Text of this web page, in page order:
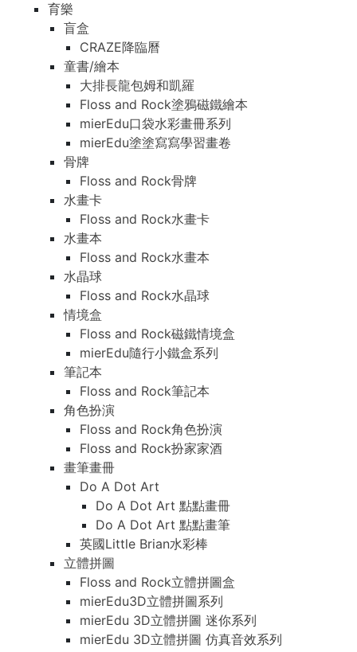
育樂
盲盒
CRAZE降臨曆
童書/繪本
大排長龍包姆和凱羅
Floss and Rock塗鴉磁鐵繪本
mierEdu口袋水彩畫冊系列
mierEdu塗塗寫寫學習畫卷
骨牌
Floss and Rock骨牌
水畫卡
Floss and Rock水畫卡
水畫本
Floss and Rock水畫本
水晶球
Floss and Rock水晶球
情境盒
Floss and Rock磁鐵情境盒
mierEdu隨行小鐵盒系列
筆記本
Floss and Rock筆記本
角色扮演
Floss and Rock角色扮演
Floss and Rock扮家家酒
畫筆畫冊
Do A Dot Art
Do A Dot Art 點點畫冊
Do A Dot Art 點點畫筆
英國Little Brian水彩棒
立體拼圖
Floss and Rock立體拼圖盒
mierEdu3D立體拼圖系列
mierEdu 3D立體拼圖 迷你系列
mierEdu 3D立體拼圖 仿真音效系列
育樂
盲盒
CRAZE降臨曆
童書/繪本
大排長龍包姆和凱羅
Floss and Rock塗鴉磁鐵繪本
mierEdu口袋水彩畫冊系列
mierEdu塗塗寫寫學習畫卷
骨牌
Floss and Rock骨牌
水畫卡
Floss and Rock水畫卡
水畫本
Floss and Rock水畫本
水晶球
Floss and Rock水晶球
情境盒
Floss and Rock磁鐵情境盒
mierEdu隨行小鐵盒系列
筆記本
Floss and Rock筆記本
角色扮演
Floss and Rock角色扮演
Floss and Rock扮家家酒
畫筆畫冊
Do A Dot Art
Do A Dot Art 點點畫冊
Do A Dot Art 點點畫筆
英國Little Brian水彩棒
立體拼圖
Floss and Rock立體拼圖盒
mierEdu3D立體拼圖系列
mierEdu 3D立體拼圖 迷你系列
mierEdu 3D立體拼圖 仿真音效系列